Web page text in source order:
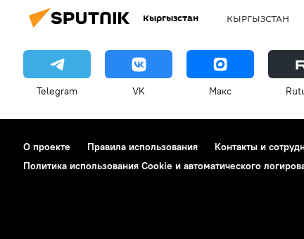
Кыргызстан КЫРГЫЗСТАН
Telegram VK Макс
О проекте Правила использования Контакты и
Политика использования Cookie и автоматического